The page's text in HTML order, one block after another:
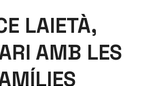
LAIETÀ,
AMB LES